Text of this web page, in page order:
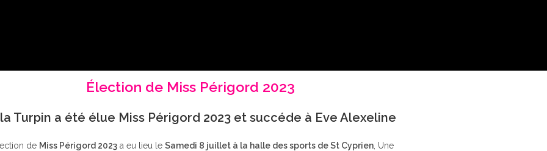
Élection de Miss Périgord 2023
Turpin a été élue Miss Périgord 2023 et succéde à Eve Alexeline
de Miss Périgord 2023a eu lieu le Samedi 8 juillet à la halle des sports de St Cyprien, Une